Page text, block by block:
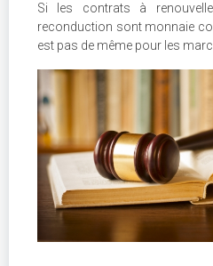
Si les contrats à
reconduction sont monnaie
est pas de même pour les